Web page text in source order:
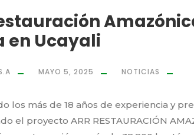
en Ucayali
MAYO 5, 2025 NOTICIAS
los más de 18 años de experiencia y
el proyecto ARR RESTAURACIÓN